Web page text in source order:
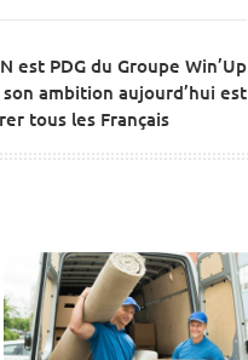
est PDG du Groupe Win’Up
ambition aujourd’hui est
tous les Français